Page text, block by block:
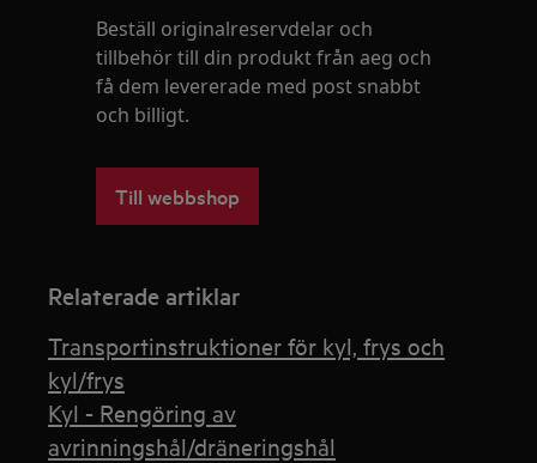
Beställ originalreservdelar och
tillbehör till din produkt från aeg och
få dem levererade med post snabbt
och billigt.
Till webbshop
Relaterade artiklar
Transportinstruktioner för kyl, frys och
kyl/frys
Kyl - Rengöring av
avrinningshål/dräneringshål